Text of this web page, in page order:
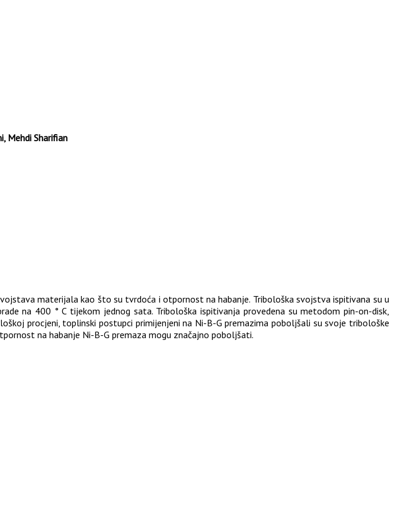
Mehdi Sharifian
materijala kao što su tvrdoća i otpornost na habanje. Tribološka svojstva ispitivana su u
na 400 ° C tijekom jednog sata. Tribološka ispitivanja provedena su metodom pin-on-disk,
procjeni, toplinski postupci primijenjeni na Ni-B-G premazima poboljšali su svoje tribološke
na habanje Ni-B-G premaza mogu značajno poboljšati.